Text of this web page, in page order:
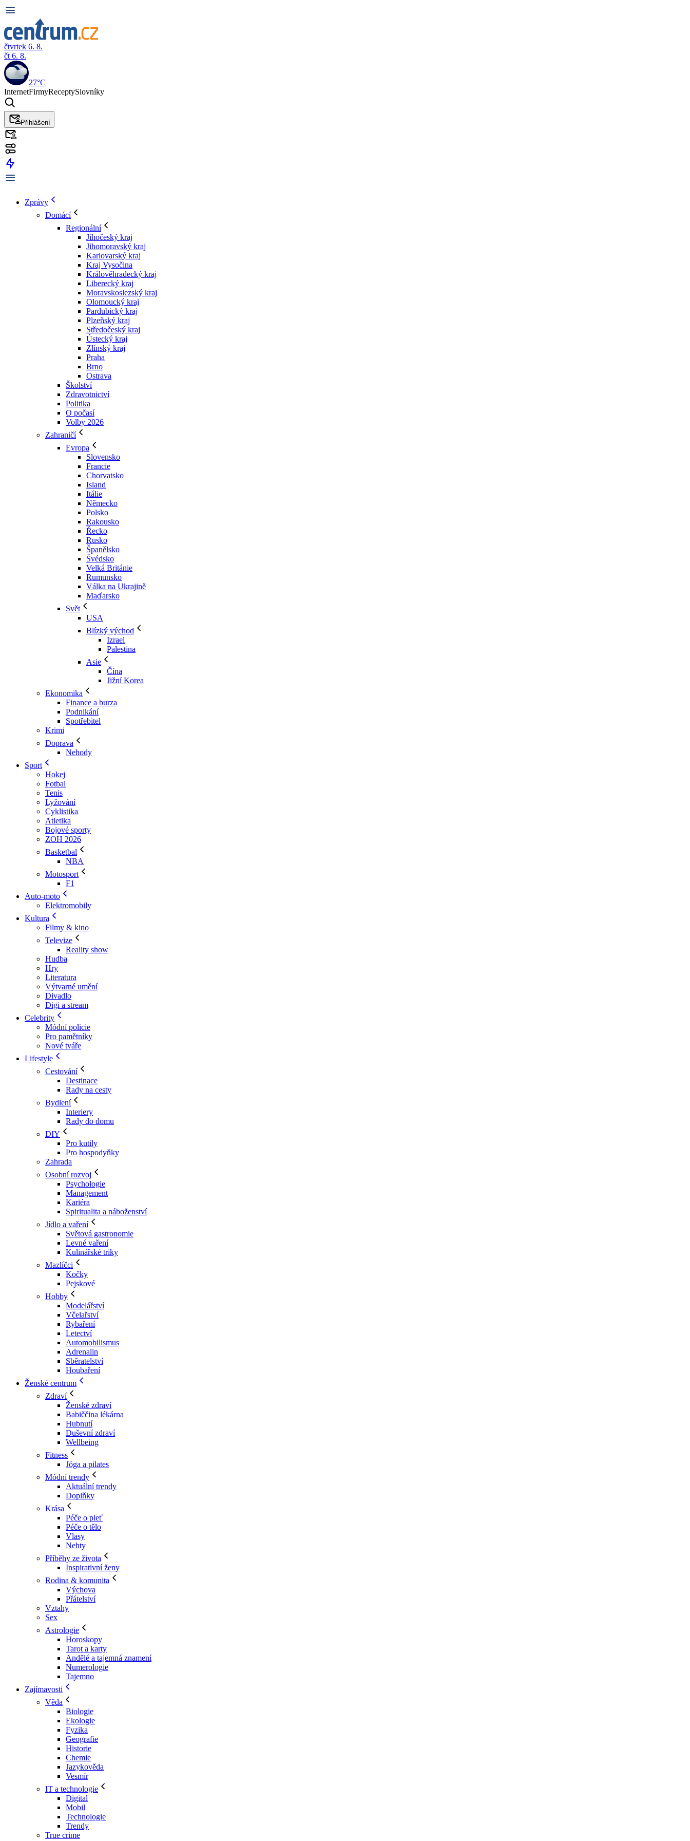
čtvrtek 6. 8.
čt 6. 8.
27°C
InternetFirmyReceptySlovníky
Přihlášení
Zprávy
Domácí
Regionální
Jihočeský kraj
Jihomoravský kraj
Karlovarský kraj
Kraj Vysočina
Králověhradecký kraj
Liberecký kraj
Moravskoslezský kraj
Olomoucký kraj
Pardubický kraj
Plzeňský kraj
Středočeský kraj
Ústecký kraj
Zlínský kraj
Praha
Brno
Ostrava
Školství
Zdravotnictví
Politika
O počasí
Volby 2026
Zahraničí
Evropa
Slovensko
Francie
Chorvatsko
Island
Itálie
Německo
Polsko
Rakousko
Řecko
Rusko
Španělsko
Švédsko
Velká Británie
Rumunsko
Válka na Ukrajině
Maďarsko
Svět
USA
Blízký východ
Izrael
Palestina
Asie
Čína
Jižní Korea
Ekonomika
Finance a burza
Podnikání
Spotřebitel
Krimi
Doprava
Nehody
Sport
Hokej
Fotbal
Tenis
Lyžování
Cyklistika
Atletika
Bojové sporty
ZOH 2026
Basketbal
NBA
Motosport
F1
Auto-moto
Elektromobily
Kultura
Filmy & kino
Televize
Reality show
Hudba
Hry
Literatura
Výtvarné umění
Divadlo
Digi a stream
Celebrity
Módní policie
Pro pamětníky
Nové tváře
Lifestyle
Cestování
Destinace
Rady na cesty
Bydlení
Interiery
Rady do domu
DIY
Pro kutily
Pro hospodyňky
Zahrada
Osobní rozvoj
Psychologie
Management
Kariéra
Spiritualita a náboženství
Jídlo a vaření
Světová gastronomie
Levné vaření
Kulinářské triky
Mazlíčci
Kočky
Pejskové
Hobby
Modelářství
Včelařství
Rybaření
Letectví
Automobilismus
Adrenalin
Sběratelství
Houbaření
Ženské centrum
Zdraví
Ženské zdraví
Babiččina lékárna
Hubnutí
Duševní zdraví
Wellbeing
Fitness
Jóga a pilates
Módní trendy
Aktuální trendy
Doplňky
Krása
Péče o pleť
Péče o tělo
Vlasy
Nehty
Příběhy ze života
Inspirativní ženy
Rodina & komunita
Výchova
Přátelství
Vztahy
Sex
Astrologie
Horoskopy
Tarot a karty
Andělé a tajemná znamení
Numerologie
Tajemno
Zajímavosti
Věda
Biologie
Ekologie
Fyzika
Geografie
Historie
Chemie
Jazykověda
Vesmír
IT a technologie
Digital
Mobil
Technologie
Trendy
True crime